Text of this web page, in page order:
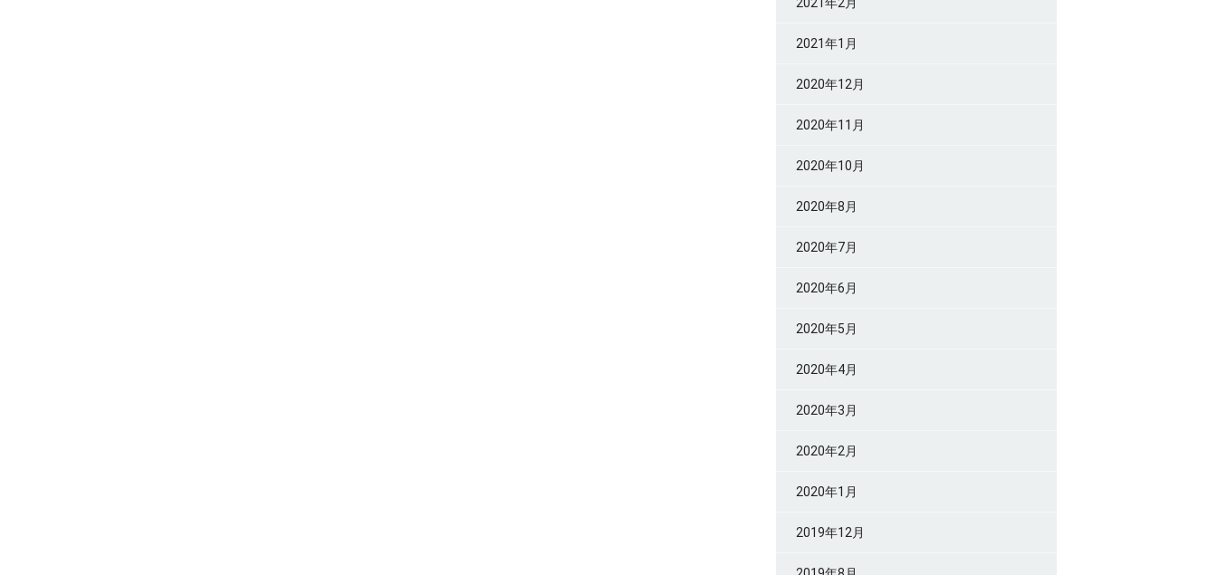
2021年1月
2020年12月
2020年11月
2020年10月
2020年8月
2020年7月
2020年6月
2020年5月
2020年4月
2020年3月
2020年2月
2020年1月
2019年12月